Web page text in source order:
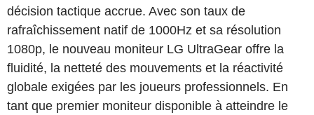
décision tactique accrue. Avec son taux de
rafraîchissement natif de 1000Hz et sa résolution
1080p, le nouveau moniteur LG UltraGear offre la
fluidité, la netteté des mouvements et la réactivité
globale exigées par les joueurs professionnels. En
tant que premier moniteur disponible à atteindre le